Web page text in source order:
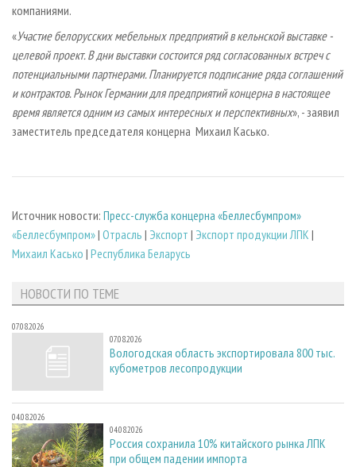
компаниями.
«Участие белорусских мебельных предприятий в кельнской выставке -
целевой проект. В дни выставки состоится ряд согласованных встреч с
потенциальными партнерами. Планируется подписание ряда соглашений
и контрактов. Рынок Германии для предприятий концерна в настоящее
время является одним из самых интересных и перспективных», - заявил
заместитель председателя концерна Михаил Касько.
Источник новости: Пресс-служба концерна «Беллесбумпром»
«Беллесбумпром»| Отрасль | Экспорт | Экспорт продукции ЛПК |
Михаил Касько | Республика Беларусь
НОВОСТИ ПО ТЕМЕ
07.08.2026
07.08.2026
Вологодская область экспортировала 800 тыс.
кубометров лесопродукции
04.08.2026
04.08.2026
Россия сохранила 10% китайского рынка ЛПК
при общем падении импорта